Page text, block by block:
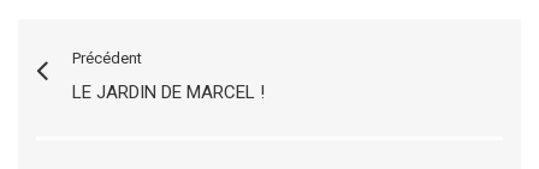
Précédent
LE JARDIN DE MARCEL !